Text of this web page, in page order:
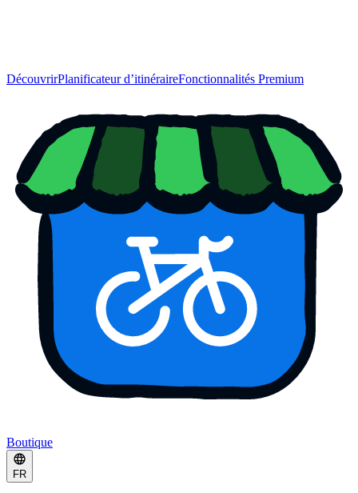
DécouvrirPlanificateur d’itinéraireFonctionnalités Premium
Boutique
FR